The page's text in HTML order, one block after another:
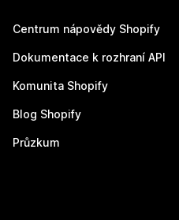
Centrum nápovědy Shopify
Dokumentace k rozhraní API
Komunita Shopify
Blog Shopify
Průzkum